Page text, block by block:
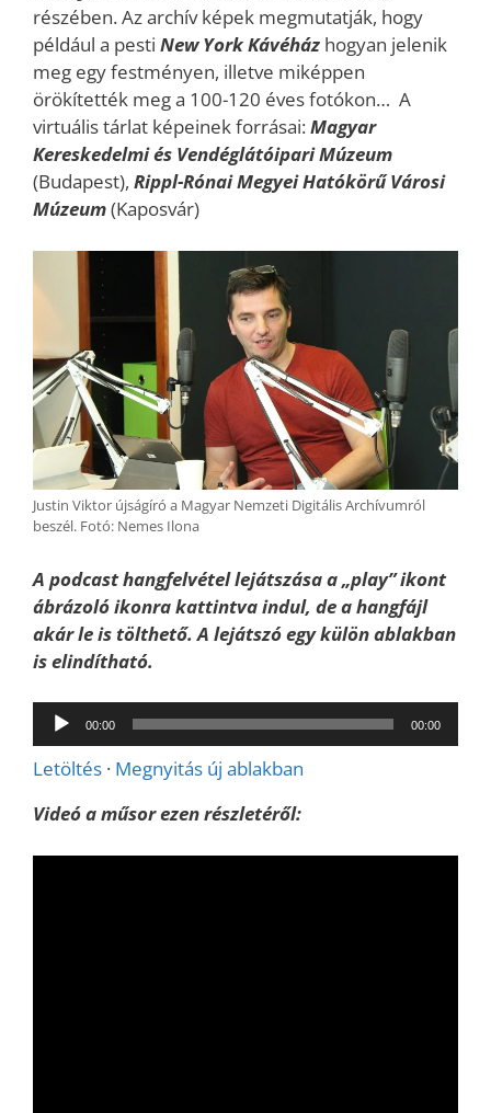
részében. Az archív képek megmutatják, hogy
például a pesti New York Kávéház hogyan jelenik
meg egy festményen, illetve miképpen
örökítették meg a 100-120 éves fotókon… A
virtuális tárlat képeinek forrásai:Magyar
Kereskedelmi és Vendéglátóipari Múzeum
(Budapest), Rippl-Rónai Megyei Hatókörű Városi
Múzeum(Kaposvár)
Justin Viktor újságíró a Magyar Nemzeti Digitális Archívumról
beszél. Fotó: Nemes Ilona
A podcast hangfelvétel lejátszása a „play” ikont
ábrázoló ikonra kattintva indul, de a hangfájl
akár le is tölthető. A lejátszó egy külön ablakban
is elindítható.
Audió
lejátszó
00:00 00:00
Letöltés · Megnyitás új ablakban
Videó a műsor ezen részletéről: